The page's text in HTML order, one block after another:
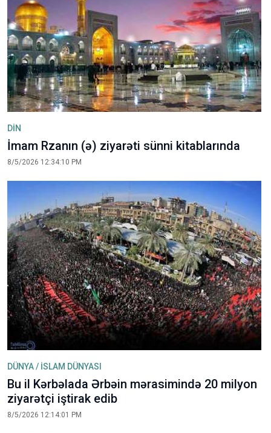
DİN
İmam Rzanın (ə) ziyarəti sünni kitablarında
8/5/2026 12:34:10 PM
DÜNYA / İSLAM DÜNYASI
Bu il Kərbəlada Ərbəin mərasimində 20 milyon
ziyarətçi iştirak edib
8/5/2026 12:14:01 PM